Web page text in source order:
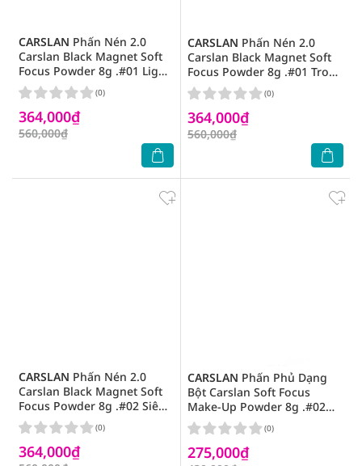
CARSLAN Phấn Nén 2.0
Carslan Black Magnet Soft
Focus Powder 8g .#01 Light
Purple
364,000₫
560,000₫
(0)
CARSLAN Phấn Nén 2.0
Carslan Black Magnet Soft
Focus Powder 8g .#01 Trong
Suốt
364,000₫
560,000₫
(0)
CARSLAN Phấn Nén 2.0
Carslan Black Magnet Soft
Focus Powder 8g .#02 Siêu
Kiềm Dầu
364,000₫
(0)
CARSLAN Phấn Phủ Dạng
Bột Carslan Soft Focus
Make-Up Powder 8g .#02
Blue Purple
275,000₫
(0)